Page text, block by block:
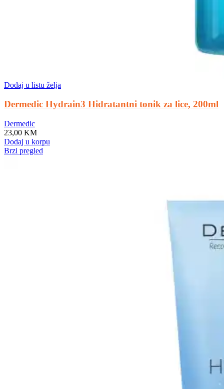
Dodaj u listu želja
Dermedic Hydrain3 Hidratantni tonik za lice, 200ml
Dermedic
23,00 KM
Dodaj u korpu
Brzi pregled